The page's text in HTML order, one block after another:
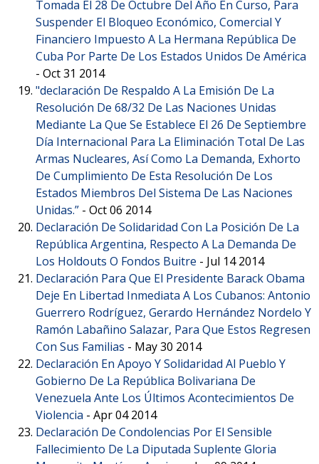
Tomada El 28 De Octubre Del Año En Curso, Para
Suspender El Bloqueo Económico, Comercial Y
Financiero Impuesto A La Hermana República De
Cuba Por Parte De Los Estados Unidos De América
- Oct 31 2014
"declaración De Respaldo A La Emisión De La
Resolución De 68/32 De Las Naciones Unidas
Mediante La Que Se Establece El 26 De Septiembre
Día Internacional Para La Eliminación Total De Las
Armas Nucleares, Así Como La Demanda, Exhorto
De Cumplimiento De Esta Resolución De Los
Estados Miembros Del Sistema De Las Naciones
Unidas.” - Oct 06 2014
Declaración De Solidaridad Con La Posición De La
República Argentina, Respecto A La Demanda De
Los Holdouts O Fondos Buitre - Jul 14 2014
Declaración Para Que El Presidente Barack Obama
Deje En Libertad Inmediata A Los Cubanos: Antonio
Guerrero Rodríguez, Gerardo Hernández Nordelo Y
Ramón Labañino Salazar, Para Que Estos Regresen
Con Sus Familias - May 30 2014
Declaración En Apoyo Y Solidaridad Al Pueblo Y
Gobierno De La República Bolivariana De
Venezuela Ante Los Últimos Acontecimientos De
Violencia - Apr 04 2014
Declaración De Condolencias Por El Sensible
Fallecimiento De La Diputada Suplente Gloria